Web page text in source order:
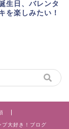
生日、バレンタ
を楽しみたい！
大好き！ブログ